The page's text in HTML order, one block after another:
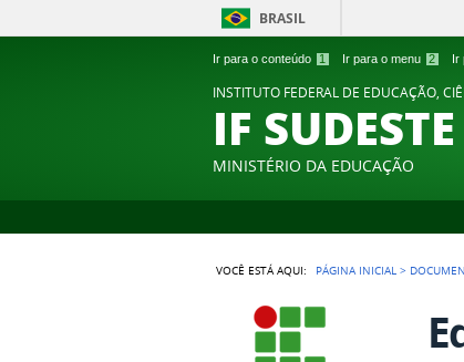
Ir para o conteúdo 1 Ir para o menu 2 Ir
BRASIL
INSTITUTO FEDERAL DE EDUCAÇÃO,
IF
MINISTÉRIO DA EDUCAÇÃO
VOCÊ ESTÁ AQUI: PÁGINA INICIAL >